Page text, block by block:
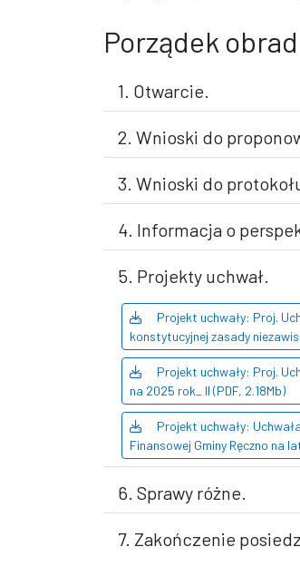
Porządek obrad
1. Otwarcie.
2. Wnioski do
3. Wnioski do
4. Informacja o
5. Projekty uchwał.
Projekt uchwały: Proj.
konstytucyjnej zasady
Projekt uchwały: Proj.
na 2025 rok_ II (PDF, 2.18Mb)
Projekt uchwały:
Finansowej Gminy Ręczno na
6. Sprawy różne.
7. Zakończenie